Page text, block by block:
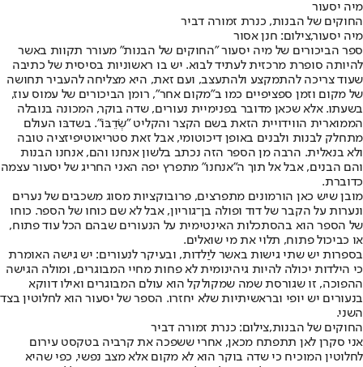
מיה יסעור
החוקים של הבנות, כנרת זמורה דביר
מיה יסעור,צילום: חנן אסור
ספר הביכורים של מיה יסעור "החוקים של הבנות" מעורר תקוות באשר
להיותה סופרת מרכזית לעתיד לבוא. יש בו ראשוניות בסיסית של כתיבה
שעוד צריכה להתמקצע ולהתעצב, ועם זאת, היא מצליחה להעביר תחושה
של מקום וזמן ספציפיים כמו ב"מקום אחר", רומן הביכורים של עמוס עוז,
בשעתו. אלא שכאן מדובר בפנימיית נעורים, שדה בוקר, המכונה בנובלה
הממוארית הווידויית הזאת בשם הקצר והקליט "שְׂדֵבּוֹ". בשדבּו העולם
מתחלק לבנות ולבנים באופן דיכוטומי, אבל זאת סטריאוטיפיזציה טובה
ולא בנאלית. הרבה מן הספר הזה נכתב בלשון אנחנו והם, אנחנו הבנות
והם הבנים, אבל אל תוך ה"אנחנו" מתפרץ יפה האני החריג של יסעור עצמה
כדוברת.
מובן שיש כאן הורמונים מתפרצים, פרובוקציות מסוג משכבים של נערים
ונערות על הקבר של דוד ופולה בן־גוריון, אבל לא שם כוחו של הספר. כוחו
של הספר הוא בהסתכלות האינטימית על הנעורים שבהם הכל עוד פתוח,
או כביכול פתוח, תלוי את מי שואלים.
בספרות יש שתי גישות באשר ליַלדות, ובעיקר לנעורים: יש גישה האומרת
כי הילדות יכולה להיות גיהינומית לא פחות מחיי המבוגרים, ומולה הגישה
ההפוכה, זו שגורסת שמה שמקולקל הוא עולם המבוגרים ואילו דווקא
בנעורים יש יופי ובראשיתיות שלא יחזרו. הספר של יסעור הוא לחלוטין בצד
השני.
החוקים של הבנות,צילום: כנרת זמורה דביר
אני סקרן לאן תתפתח מכאן, אחרי ששפכה את קרביה בטקסט עירום
לחלוטין המוכיח כי שדה בוקר הוא לא מקום אלא מצב נפשי, כפי שהיא